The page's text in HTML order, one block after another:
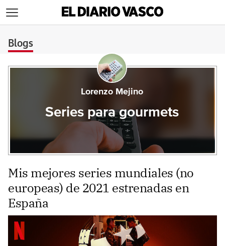
Blogs
Lorenzo Mejino
Series para gourmets
Mis mejores series mundiales (no
europeas) de 2021 estrenadas en
España